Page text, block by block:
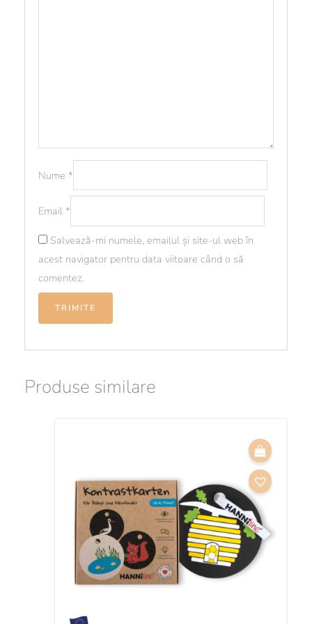
Nume *
Email *
Salvează-mi numele, emailul și site-ul web în
acest navigator pentru data viitoare când o să
comentez.
Produse similare